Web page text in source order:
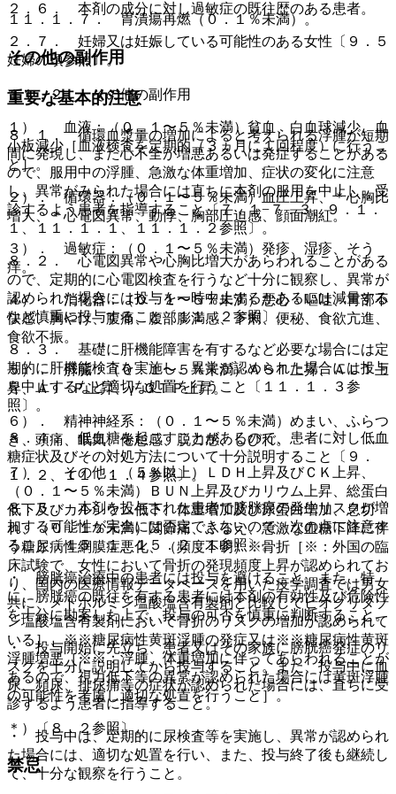
２．６． 本剤の成分に対し過敏症の既往歴のある患者。
２．７． 妊婦又は妊娠している可能性のある女性〔９．５
妊婦の項参照〕。
重要な基本的注意
８．１． 循環血漿量の増加によると考えられる浮腫が短期
間に発現し、また心不全が増悪あるいは発症することがある
ので、服用中の浮腫、急激な体重増加、症状の変化に注意
し、異常がみられた場合には直ちに本剤の服用を中止し、受
診するよう患者を指導すること〔７．１−７．３、９．１．
１、１１．１．１、１１．１．２参照〕。
８．２． 心電図異常や心胸比増大があらわれることがある
ので、定期的に心電図検査を行うなど十分に観察し、異常が
認められた場合には投与を一時中止するかあるいは減量する
など慎重に投与すること〔１１．２参照〕。
８．３． 基礎に肝機能障害を有するなど必要な場合には定
期的に肝機能検査を実施し、異常が認められた場合には投与
を中止するなど適切な処置を行うこと〔１１．１．３参
照〕。
８．４． 低血糖を起こすことがあるので、患者に対し低血
糖症状及びその対処方法について十分説明すること〔９．
１．２、１１．１．４参照〕。
８．５． 本剤を投与された患者で膀胱癌の発生リスクが増
加する可能性が完全には否定できないので、次の点に注意す
ること〔１５．１、１５．２．１参照〕。
・ 膀胱癌治療中の患者には投与を避けること。また、特
に、膀胱癌の既往を有する患者には本剤の有効性及び危険性
を十分に勘案した上で、投与の可否を慎重に判断すること。
・ 投与開始に先立ち、患者又はその家族に膀胱癌発症のリ
スクを十分に説明してから投与すること。また、投与中に血
尿、頻尿、排尿痛等の症状が認められた場合には、直ちに受
診するよう患者に指導すること。
・ 投与中は、定期的に尿検査等を実施し、異常が認められ
た場合には、適切な処置を行い、また、投与終了後も継続し
て、十分な観察を行うこと。
１１．１．７． 胃潰瘍再燃（０．１％未満）。
その他の副作用
１１．２． その他の副作用
１）． 血液：（０．１〜５％未満）貧血、白血球減少、血
小板減少［血液検査を定期的（３ヵ月に１回程度）に行うこ
と］。
２）． 循環器：（０．１〜５％未満）血圧上昇、＊心胸比
増大、＊心電図異常、動悸、胸部圧迫感、顔面潮紅。
３）． 過敏症：（０．１〜５％未満）発疹、湿疹、そう
痒。
４）． 消化器：（０．１〜５％未満）悪心・嘔吐、胃部不
快感、胸やけ、腹痛、腹部膨満感、下痢、便秘、食欲亢進、
食欲不振。
５）． 肝臓：（０．１〜５％未満）ＡＳＴ上昇、ＡＬＴ上
昇、Ａｌ−Ｐ上昇、γ−ＧＴＰ上昇。
６）． 精神神経系：（０．１〜５％未満）めまい、ふらつ
き、頭痛、眠気、倦怠感、脱力感、しびれ。
７）． その他：（５％以上）ＬＤＨ上昇及びＣＫ上昇、
（０．１〜５％未満）ＢＵＮ上昇及びカリウム上昇、総蛋白
低下及びカルシウム低下、体重増加及び尿蛋白増加、息切
れ、（０．１％未満）関節痛、ふるえ、急激な血糖下降に伴
う糖尿病性網膜症悪化、（頻度不明）※骨折［※：外国の臨
床試験で、女性において骨折の発現頻度上昇が認められてお
り、国内の医療情報データベースを用いた疫学調査では男女
共に、メトホルミン塩酸塩含有製剤と比較してピオグリタゾ
ン塩酸塩含有製剤において骨折のリスクの増加が認められて
いる］、※※糖尿病性黄斑浮腫の発症又は※※糖尿病性黄斑
浮腫増悪［※※：浮腫、体重増加に伴ってあらわれることが
あるので、視力低下等の異常が認められた場合には黄斑浮腫
の可能性を考慮し適切な処置を行うこと］。
＊）〔８．２参照〕。
禁忌